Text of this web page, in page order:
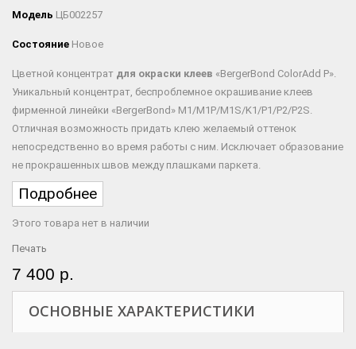
Модель ЦБ002257
Состояние Новое
Цветной концентрат для окраски клеев «BergerBond ColorAdd P».
Уникальный концентрат, беспроблемное окрашивание клеев
фирменной линейки «BergerBond» M1/М1P/М1S/K1/P1/P2/P2S.
Отличная возможность придать клею желаемый оттенок
непосредственно во время работы с ним. Исключает образование
не прокрашенных швов между плашками паркета.
Подробнее
Этого товара нет в наличии
Печать
7 400 р.
ОСНОВНЫЕ ХАРАКТЕРИСТИКИ